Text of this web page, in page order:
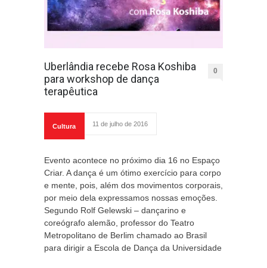
Uberlândia recebe Rosa Koshiba
para workshop de dança
terapêutica
0
Cultura 11 de julho de 2016
Evento acontece no próximo dia 16 no Espaço
Criar. A dança é um ótimo exercício para corpo
e mente, pois, além dos movimentos corporais,
por meio dela expressamos nossas emoções.
Segundo Rolf Gelewski – dançarino e
coreógrafo alemão, professor do Teatro
Metropolitano de Berlim chamado ao Brasil
para dirigir a Escola de Dança da Universidade